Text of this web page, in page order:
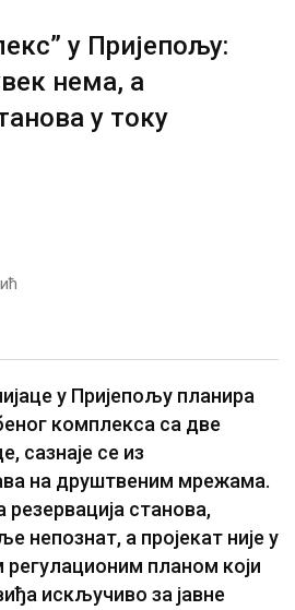
у Пријепољу:
нема, а
у току
у Пријепољу планира
комплекса са две
сазнаје се из
на друштвеним мрежама.
резервација станова,
непознат, а пројекат није у
планом који
искључиво за јавне